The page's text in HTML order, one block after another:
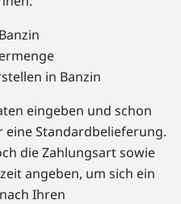
in Banzin
eingeben und schon
eine Standardbelieferung.
die Zahlungsart sowie
angeben, um sich ein
Ihren